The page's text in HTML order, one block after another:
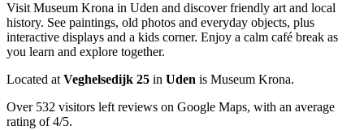
Visit Museum Krona in Uden and discover friendly art and local
history. See paintings, old photos and everyday objects, plus
interactive displays and a kids corner. Enjoy a calm café break as
you learn and explore together.
Located at Veghelsedijk 25 in Uden is Museum Krona.
Over 532 visitors left reviews on Google Maps, with an average
rating of 4/5.